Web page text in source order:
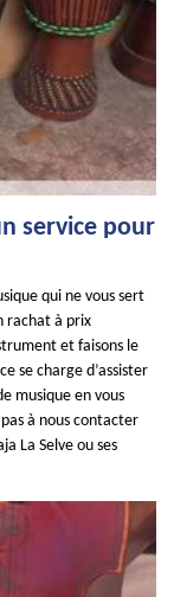
service pour
qui ne vous sert
rachat à prix
et faisons le
se charge d’assister
musique en vous
à nous contacter
La Selve ou ses